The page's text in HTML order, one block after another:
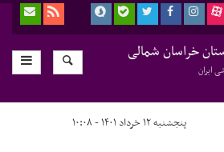
خراسان شمالی
ایران
پنجشنبه ۱۲ خرداد ۱۴۰۱ - ۱۰:۰۸